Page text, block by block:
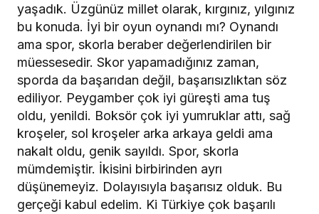
yaşadık. Üzgünüz millet olarak, kırgınız, yılgınız
bu konuda. İyi bir oyun oynandı mı? Oynandı
ama spor, skorla beraber değerlendirilen bir
müessesedir. Skor yapamadığınız zaman,
sporda da başarıdan değil, başarısızlıktan söz
ediliyor. Peygamber çok iyi güreşti ama tuş
oldu, yenildi. Boksör çok iyi yumruklar attı, sağ
kroşeler, sol kroşeler arka arkaya geldi ama
nakalt oldu, genik sayıldı. Spor, skorla
mümdemiştir. İkisini birbirinden ayrı
düşünemeyiz. Dolayısıyla başarısız olduk. Bu
gerçeği kabul edelim. Ki Türkiye çok başarılı